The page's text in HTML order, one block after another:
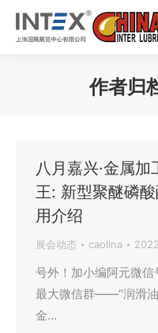
作者归
八月嘉兴·金属
王: 新型聚醚磷
用介绍
展会动态 caolina
号外！加小编阿元微
最大微信群——“润滑
金…